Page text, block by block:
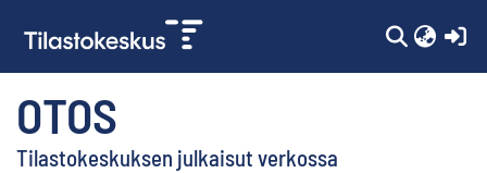
OTOS
Tilastokeskuksen julkaisut verkossa